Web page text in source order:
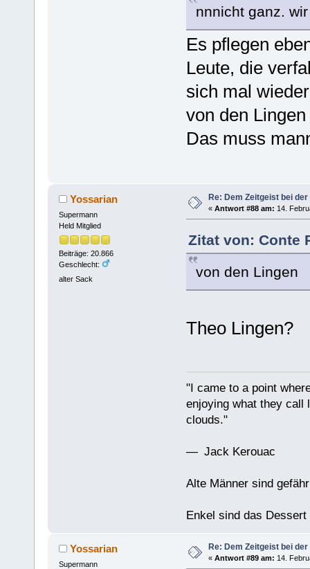
nnnicht ganz.
Es pflegen
Leute, die
sich mal
von den
Das muss
Yossarian
Supermann
Held Mitglied
Beiträge: 20.866
Geschlecht:
alter Sack
Re: Dem Zeitgeist bei
« Antwort #88 am: 14.
Zitat von: Conte
von den Lingen
Theo Lingen?
"I came to a point
enjoying what they call
clouds."
— Jack Kerouac
Alte Männer sind
Enkel sind das Dessert
Yossarian
Supermann
Re: Dem Zeitgeist bei
« Antwort #89 am: 14.